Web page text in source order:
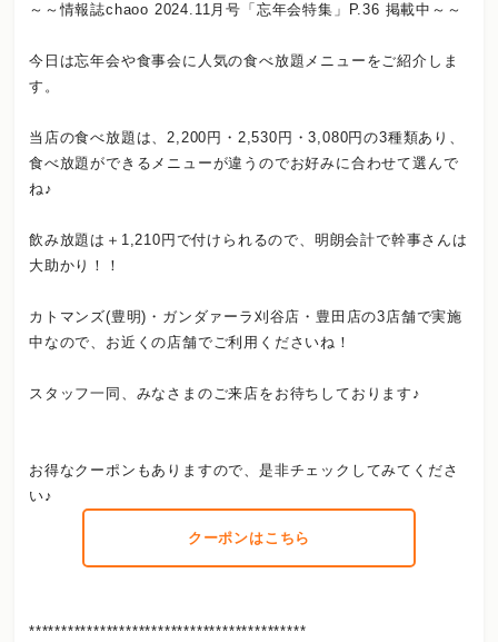
～～情報誌chaoo 2024.11月号「忘年会特集」P.36 掲載中～～
今日は忘年会や食事会に人気の食べ放題メニューをご紹介しま
す。
当店の食べ放題は、2,200円・2,530円・3,080円の3種類あり、
食べ放題ができるメニューが違うのでお好みに合わせて選んで
ね♪
飲み放題は＋1,210円で付けられるので、明朗会計で幹事さんは
大助かり！！
カトマンズ(豊明)・ガンダァーラ刈谷店・豊田店の3店舗で実施
中なので、お近くの店舗でご利用くださいね！
スタッフ一同、みなさまのご来店をお待ちしております♪
お得なクーポンもありますので、是非チェックしてみてくださ
い♪
クーポンはこちら
*******************************************